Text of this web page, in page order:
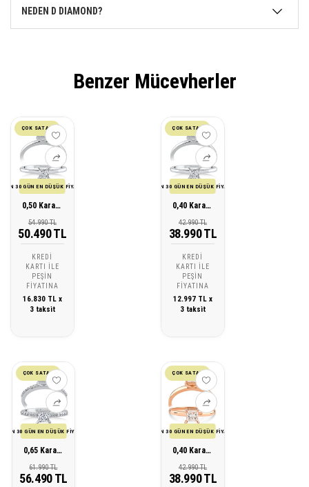
NEDEN D DIAMOND?
Benzer Mücevherler
ÇOK SATAN
SON 30 GÜN EN DÜŞÜK FİYATI
0,50 Karat Prenses Kare Tektaş Pırlanta Yüzük
54.990 TL
50.490 TL
KREDI
KARTI ILE
PEŞIN
FIYATINA
16.830 TL x
3 taksit
ÇOK SATAN
SON 30 GÜN EN DÜŞÜK FİYATI
0,40 Karat Prenses Kare Tektaş Pırlanta Yüzük
42.990 TL
38.990 TL
KREDI
KARTI ILE
PEŞIN
FIYATINA
12.997 TL x
3 taksit
ÇOK SATAN
SON 30 GÜN EN DÜŞÜK FİYATI
0,65 Karat Prenses Kare Tektaş Pırlanta Yüzük
61.990 TL
56.490 TL
ÇOK SATAN
SON 30 GÜN EN DÜŞÜK FİYATI
0,40 Karat Prenses Kare Tektaş Pırlanta Yüzük
42.990 TL
38.990 TL